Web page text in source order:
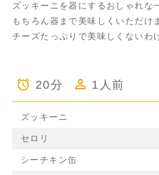
ズッキーニを器にするおしゃれな
もちろん器まで美味しくいただけ
チーズたっぷりで美味しくないわ
20分 1人前
ズッキーニ
セロリ
シーチキン缶